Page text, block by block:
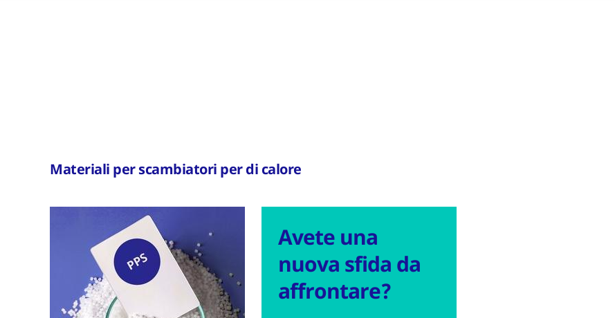
Materiali per scambiatori per di calore
Avete una
nuova sfida da
affrontare?